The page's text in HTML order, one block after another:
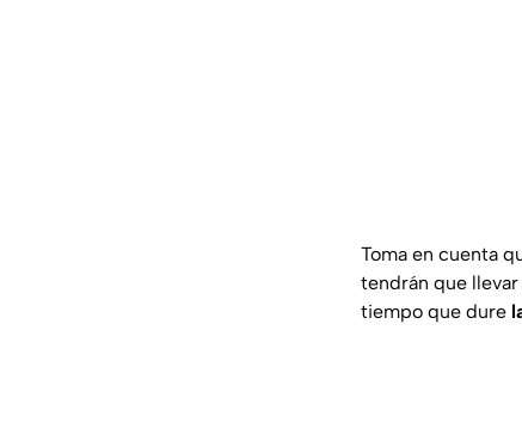
Toma en cuenta
tendrán que
tiempo que dure